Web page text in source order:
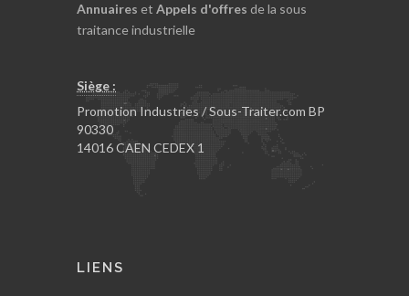
Annuaires et Appels d'offres de la sous
traitance industrielle
Siège :
Promotion Industries / Sous-Traiter.com BP
90330
14016 CAEN CEDEX 1
LIENS